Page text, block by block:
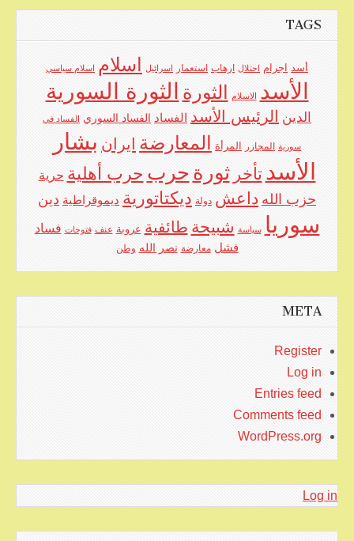
TAGS
أسد اجرام احتلال ارهاب استعمار اسرائيل اسلام اسلام سياسي
الأسد الاسلام الثورة الثورة السورية
الدين الرئيس الأسد الفساد الفساد السوري الفساد في
سورية المجازر المرأة المعارضة ايران بشار
الأسد تأخر ثورة حرب حرب أهلية حرية
حزب الله داعش دولة ديكتاتورية ديموقراطية دين
سوريا سياسة شبيحة طائفية عروبة عنف فتوحات فساد
فشل معارضة نصر الله وطن
META
Register
Log in
Entries feed
Comments feed
WordPress.org
Log in